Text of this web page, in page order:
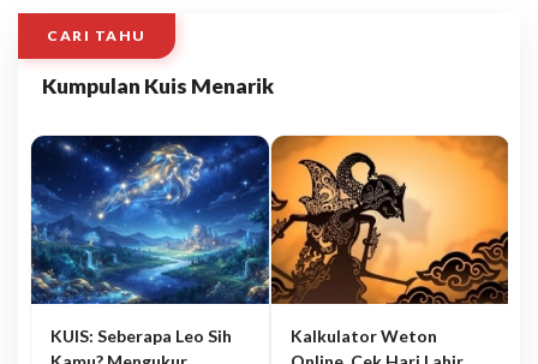
CARI TAHU
Kumpulan Kuis Menarik
KUIS: Seberapa Leo Sih
Kalkulator Weton